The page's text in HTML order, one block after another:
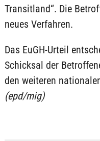
Transitland“. Die
neues Verfahren.
Das EuGH-Urteil
Schicksal der
den weiteren
(epd/mig)